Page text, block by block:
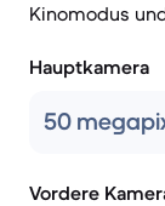
Kinomodus
Hauptkamera
50
Vordere